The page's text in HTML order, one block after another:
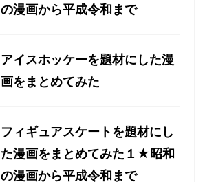
の漫画から平成令和まで
アイスホッケーを題材にした漫
画をまとめてみた
フィギュアスケートを題材にし
た漫画をまとめてみた１★昭和
の漫画から平成令和まで